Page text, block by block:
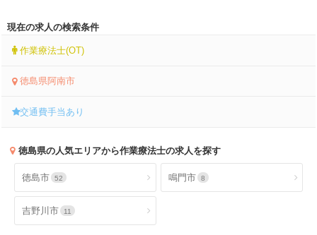
現在の求人の検索条件
作業療法士(OT)
徳島県阿南市
交通費手当あり
徳島県の人気エリアから作業療法士の求人を探す
徳島市 52 鳴門市 8
吉野川市 11